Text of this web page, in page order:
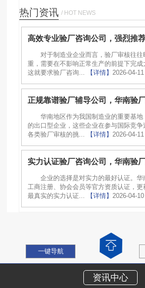
热门资讯 / HOT NEWS
高效专业验厂咨询公司，强烈推
对于制造业企业而言，验厂审核往往
重，需要在不影响正常生产的前提下完成
这就要求验厂咨询...
【详情】 2026-04-11
正规靠谱验厂辅导公司，华南验
华南地区作为我国制造业的重要基
的出口型企业，这些企业在参与国际竞
各类验厂审核的挑...
【详情】 2026-04-11
实力认证验厂咨询公司，华南验
企业的选择是对实力的最好认证。
工商注册、协会会员等官方资质认证，
最真实的实力认证...
【详情】 2026-04-10
资讯中心
一键导航